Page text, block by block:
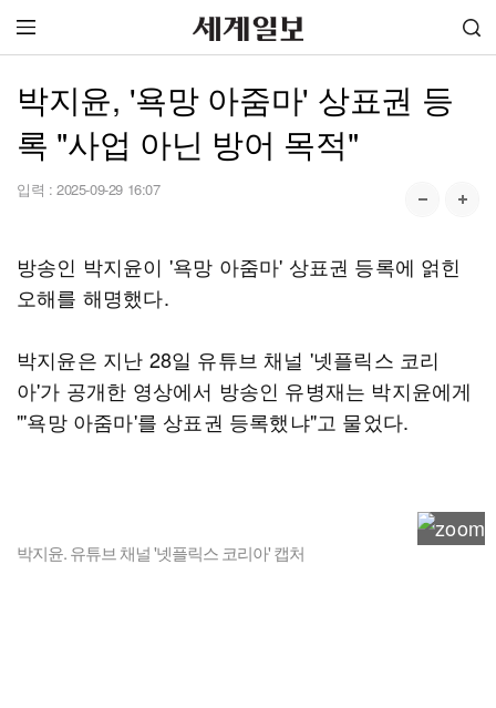
박지윤, '욕망 아줌마' 상표권 등
록 "사업 아닌 방어 목적"
입력 : 2025-09-29 16:07
방송인 박지윤이 '욕망 아줌마' 상표권 등록에 얽힌
오해를 해명했다.
박지윤은 지난 28일 유튜브 채널 '넷플릭스 코리
아'가 공개한 영상에서 방송인 유병재는 박지윤에게
"'욕망 아줌마'를 상표권 등록했냐"고 물었다.
박지윤. 유튜브 채널 '넷플릭스 코리아' 캡처